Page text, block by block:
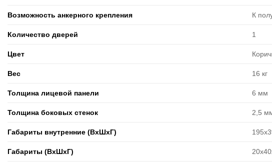
Возможность анкерного крепления К
Количество дверей 1
Цвет
Вес 16 кг
Толщина лицевой панели 6 мм
Толщина боковых стенок 2,5
Габариты внутренние (ВxШxГ)
Габариты (ВxШxГ)